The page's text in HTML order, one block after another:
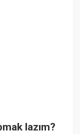
lazım?